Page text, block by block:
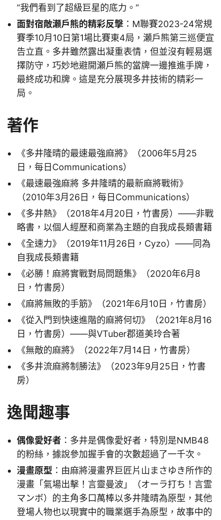
“我們看到了超級巨星的底力。”
面對宿敵瀬戶熊的精彩反擊 ：M聯賽2023-24常規
賽季10月10日第1場比賽東4局，瀬戶熊第三巡便宣
告立直。多井雖然露出凝重表情，但並沒有輕易選
擇防守，巧妙地避開瀬戶熊的當牌一邊推進手牌，
最終成功和牌。這是充分展現多井技術的精彩一
局。
著作
《多井隆晴的最速最強麻將》（2006年5月25
日，每日Communications）
《最速最強麻將 多井隆晴的最新麻將戰術》
（2010年3月26日，每日Communications）
《多井熱》（2018年4月20日，竹書房）——非戰
略書，以個人經歷和商業為主題的自我成長類書籍
《全速力》（2019年11月26日，Cyzo）——同為
自我成長類書籍
《必勝！麻將實戰對局問題集》（2020年6月8
日，竹書房）
《麻將無敗的手筋》（2021年6月10日，竹書房）
《從入門到快速進階的麻將何切》（2021年8月16
日，竹書房）——與VTuber郡道美玲合著
《無敵的麻將》（2022年7月14日，竹書房）
《多井流麻將制勝法》（2023年9月25日，竹書
房）
逸聞趣事
偶像愛好者 ：多井是偶像愛好者，特別是NMB48
的粉絲，據說參加握手會的次數超過了一千次。
漫畫原型 ：由麻將漫畫界巨匠片山まさゆき所作的
漫畫「氣場出擊！言靈曼波」（オーラ打ち！言霊
マンボ）的主角多口萬棒以多井隆晴為原型，其他
登場人物也以現實中的職業選手為原型，故事中的